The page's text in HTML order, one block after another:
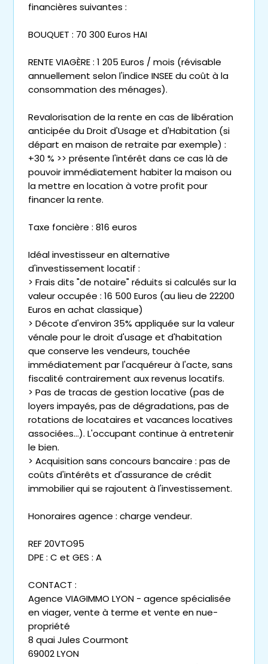
financières suivantes :
BOUQUET : 70 300 Euros HAI
RENTE VIAGÈRE : 1 205 Euros / mois (révisable
annuellement selon l'indice INSEE du coût à la
consommation des ménages).
Revalorisation de la rente en cas de libération
anticipée du Droit d'Usage et d'Habitation (si
départ en maison de retraite par exemple) :
+30 % >> présente l'intérêt dans ce cas là de
pouvoir immédiatement habiter la maison ou
la mettre en location à votre profit pour
financer la rente.
Taxe foncière : 816 euros
Idéal investisseur en alternative
d'investissement locatif :
> Frais dits "de notaire" réduits si calculés sur la
valeur occupée : 16 500 Euros (au lieu de 22200
Euros en achat classique)
> Décote d'environ 35% appliquée sur la valeur
vénale pour le droit d'usage et d'habitation
que conserve les vendeurs, touchée
immédiatement par l'acquéreur à l'acte, sans
fiscalité contrairement aux revenus locatifs.
> Pas de tracas de gestion locative (pas de
loyers impayés, pas de dégradations, pas de
rotations de locataires et vacances locatives
associées...). L'occupant continue à entretenir
le bien.
> Acquisition sans concours bancaire : pas de
coûts d'intérêts et d'assurance de crédit
immobilier qui se rajoutent à l'investissement.
Honoraires agence : charge vendeur.
REF 20VTO95
DPE : C et GES : A
CONTACT :
Agence VIAGIMMO LYON - agence spécialisée
en viager, vente à terme et vente en nue-
propriété
8 quai Jules Courmont
69002 LYON